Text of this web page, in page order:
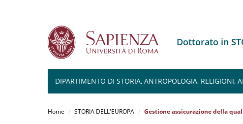
Dottorato in
DIPARTIMENTO DI STORIA, ANTROPOLOGIA, RELIGIONI,
Home STORIA DELL'EUROPA Gestione assicurazione della